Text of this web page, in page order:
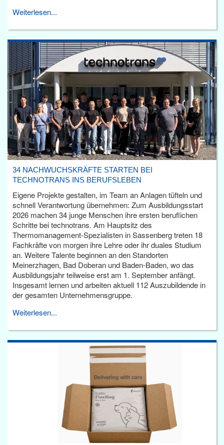
Weiterlesen...
34 NACHWUCHSKRÄFTE STARTEN BEI
TECHNOTRANS INS BERUFSLEBEN
Eigene Projekte gestalten, im Team an Anlagen tüfteln und
schnell Verantwortung übernehmen: Zum Ausbildungsstart
2026 machen 34 junge Menschen ihre ersten beruflichen
Schritte bei technotrans. Am Hauptsitz des
Thermomanagement-Spezialisten in Sassenberg treten 18
Fachkräfte von morgen ihre Lehre oder ihr duales Studium
an. Weitere Talente beginnen an den Standorten
Meinerzhagen, Bad Doberan und Baden-Baden, wo das
Ausbildungsjahr teilweise erst am 1. September anfängt.
Insgesamt lernen und arbeiten aktuell 112 Auszubildende in
der gesamten Unternehmensgruppe.
Weiterlesen...